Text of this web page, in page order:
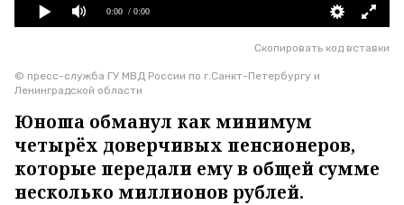
0:00 / 0:00
Скопировать код вставки
© пресс-служба ГУ МВД России по г.Санкт-Петербургу и
Ленинградской области
Юноша обманул как минимум
четырёх доверчивых пенсионеров,
которые передали ему в общей сумме
несколько миллионов рублей.